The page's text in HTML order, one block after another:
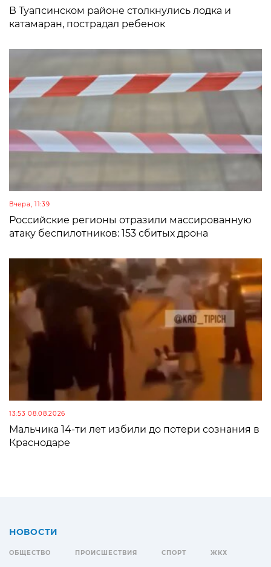
В Туапсинском районе столкнулись лодка и
катамаран, пострадал ребенок
Вчера, 11:39
Российские регионы отразили массированную
атаку беспилотников: 153 сбитых дрона
13:53 08.08.2026
Мальчика 14-ти лет избили до потери сознания в
Краснодаре
НОВОСТИ
ОБЩЕСТВО ПРОИСШЕСТВИЯ СПОРТ ЖКХ